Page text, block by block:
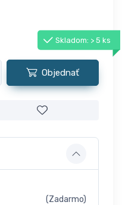
Skladom: > 5 ks
Objednať
(Zadarmo)